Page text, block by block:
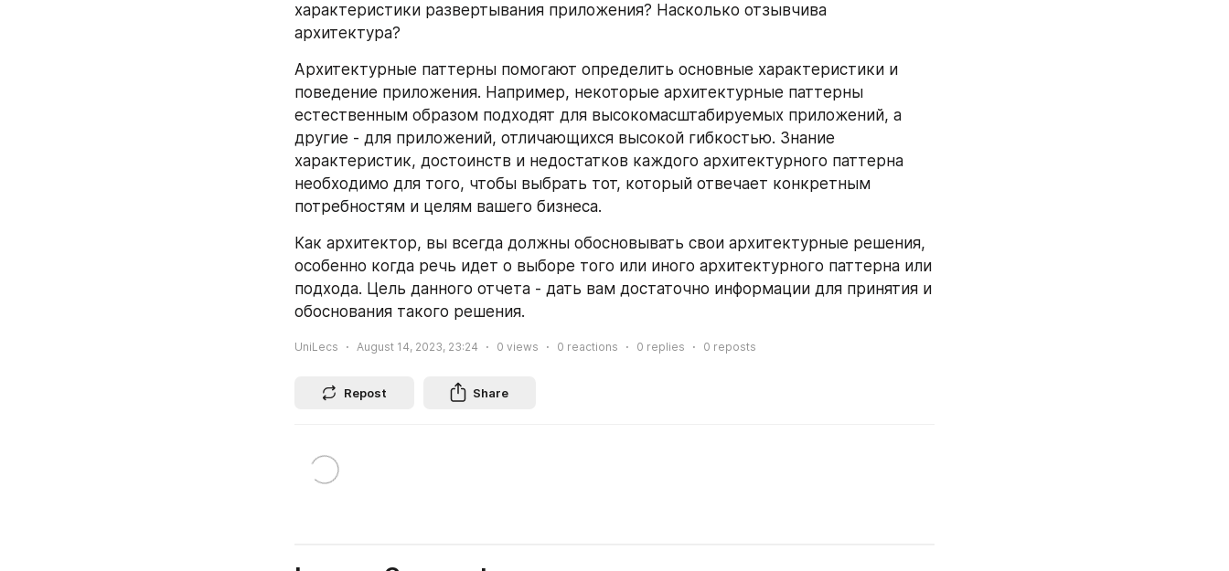
характеристики развертывания приложения? Насколько отзывчива
архитектура?
Архитектурные паттерны помогают определить основные характеристики и
поведение приложения. Например, некоторые архитектурные паттерны
естественным образом подходят для высокомасштабируемых приложений, а
другие - для приложений, отличающихся высокой гибкостью. Знание
характеристик, достоинств и недостатков каждого архитектурного паттерна
необходимо для того, чтобы выбрать тот, который отвечает конкретным
потребностям и целям вашего бизнеса.
Как архитектор, вы всегда должны обосновывать свои архитектурные решения,
особенно когда речь идет о выборе того или иного архитектурного паттерна или
подхода. Цель данного отчета - дать вам достаточно информации для принятия и
обоснования такого решения.
UniLecs August 14, 2023, 23:24 0 views 0 reactions 0 replies 0 reposts
Repost Share